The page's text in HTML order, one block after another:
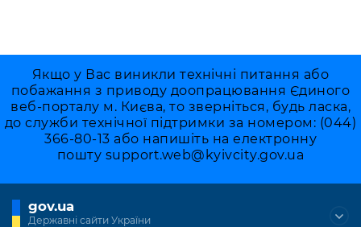
Якщо у Вас виникли технічні питання або
побажання з приводу доопрацювання Єдиного
веб-порталу м. Києва, то зверніться, будь ласка,
до служби технічної підтримки за номером: (044)
366-80-13 або напишіть на електронну
пошту support.web@kyivcity.gov.ua
gov.ua
Державні сайти України